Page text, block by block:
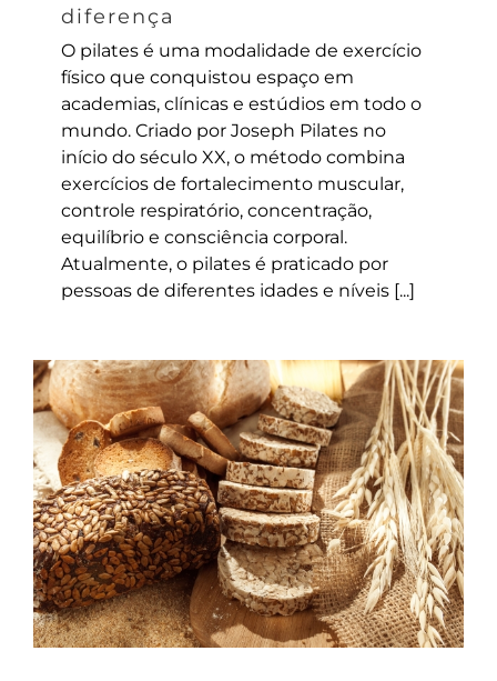
diferença
O pilates é uma modalidade de exercício
físico que conquistou espaço em
academias, clínicas e estúdios em todo o
mundo. Criado por Joseph Pilates no
início do século XX, o método combina
exercícios de fortalecimento muscular,
controle respiratório, concentração,
equilíbrio e consciência corporal.
Atualmente, o pilates é praticado por
pessoas de diferentes idades e níveis [...]